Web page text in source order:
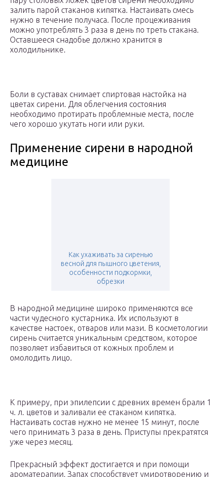
залить парой стаканов кипятка. Настаивать смесь
нужно в течение получаса. После процеживания
можно употреблять 3 раза в день по треть стакана.
Оставшееся снадобье должно хранится в
холодильнике.
Боли в суставах снимает спиртовая настойка на
цветах сирени. Для облегчения состояния
необходимо протирать проблемные места, после
чего хорошо укутать ноги или руки.
Применение сирени в народной
медицине
Как ухаживать за сиренью
весной для пышного цветения,
особенности подкормки,
обрезки
В народной медицине широко применяются все
части чудесного кустарника. Их используют в
качестве настоек, отваров или мази. В косметологии
сирень считается уникальным средством, которое
позволяет избавиться от кожных проблем и
омолодить лицо.
К примеру, при эпилепсии с древних времен брали 1
ч. л. цветов и заливали ее стаканом кипятка.
Настаивать состав нужно не менее 15 минут, после
чего принимать 3 раза в день. Приступы прекратятся
уже через месяц.
Прекрасный эффект достигается и при помощи
ароматерапии. Запах способствует умиротворению и